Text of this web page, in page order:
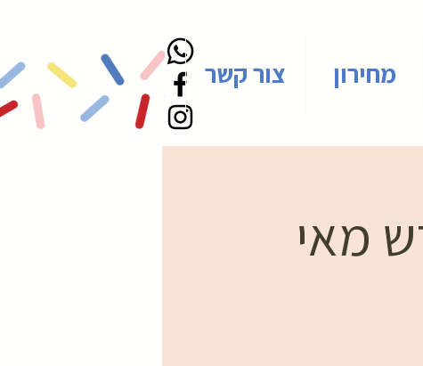
מחירון צור קשר
מאי